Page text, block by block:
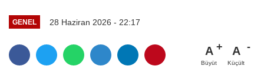
GENEL 28 Haziran 2026 - 22:17
A
Büyüt
A
Küçült